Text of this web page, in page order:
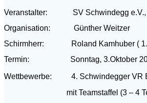
Veranstalter: SV Schwindegg e.V.,
Organisation: Günther Weitzer
Schirmherr: Roland Kamhuber ( 1.
Termin: Sonntag, 3.Oktober
Wettbewerbe: 4. Schwindegger VR
mit Teamstaffel (3 – 4